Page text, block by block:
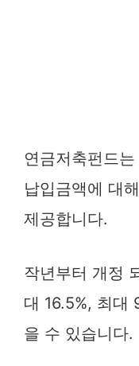
연금저축펀드
납입금액에 대
제공합니다.
작년부터 개정
대 16.5%, 최대
을 수 있습니다.